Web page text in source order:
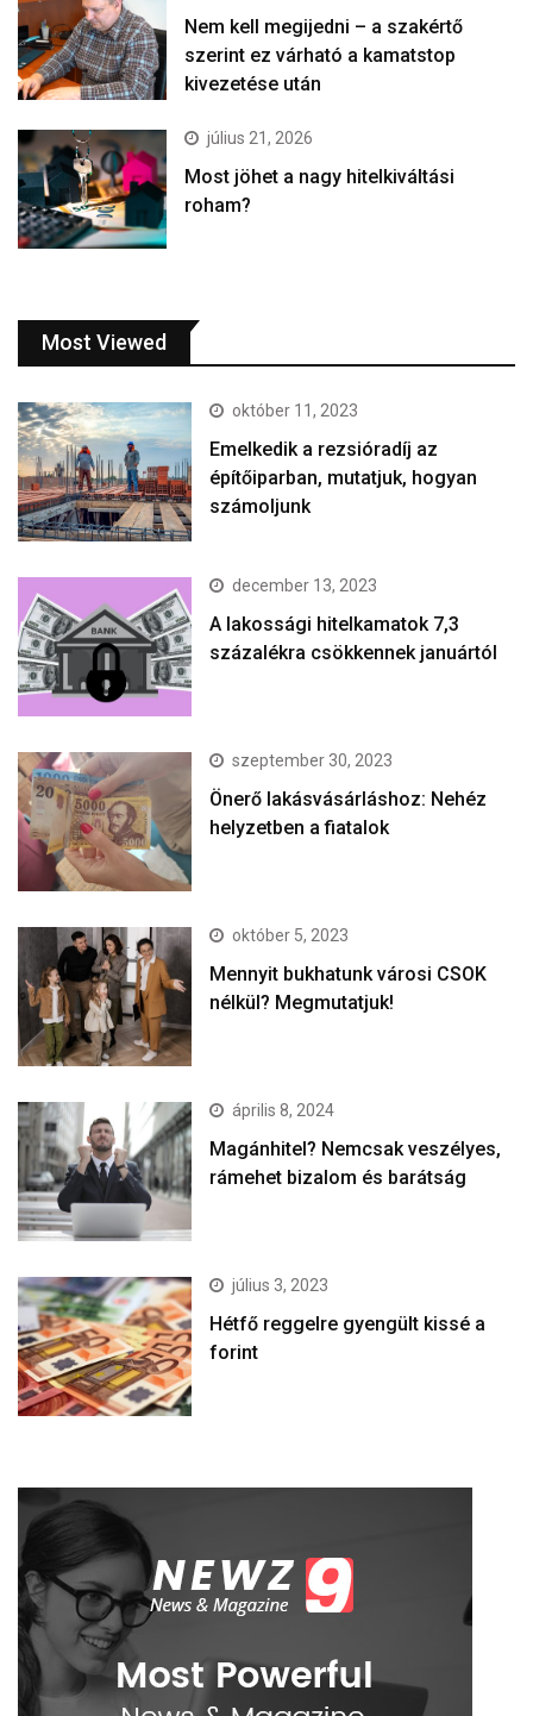
Nem kell megijedni – a szakértő
szerint ez várható a kamatstop
kivezetése után
július 21, 2026
Most jöhet a nagy hitelkiváltási
roham?
Most Viewed
október 11, 2023
Emelkedik a rezsióradíj az
építőiparban, mutatjuk, hogyan
számoljunk
december 13, 2023
A lakossági hitelkamatok 7,3
százalékra csökkennek januártól
szeptember 30, 2023
Önerő lakásvásárláshoz: Nehéz
helyzetben a fiatalok
október 5, 2023
Mennyit bukhatunk városi CSOK
nélkül? Megmutatjuk!
április 8, 2024
Magánhitel? Nemcsak veszélyes,
rámehet bizalom és barátság
július 3, 2023
Hétfő reggelre gyengült kissé a
forint